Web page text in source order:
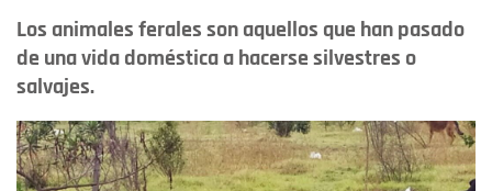
Los animales ferales son aquellos que han pasado
de una vida doméstica a hacerse silvestres o
salvajes.